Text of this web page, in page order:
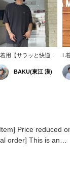
用【サラッと快適T
ャツ】ポロシャツ生地
用した〈FRED
〉のピケTシャツ
！【お気に入り♡+】
押すと"50マイル"たま
気になるアイテムを保
BAKU(東江 漠)
L
(
Price reduced
order] This is an
Oversized
T-shirt is
on someone 178cm